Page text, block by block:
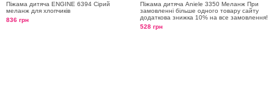
Піжама дитяча ENGINE 6394 Сірий
меланж для хлопчиків
836 грн
Піжама дитяча Aniele 3350 Меланж При
замовленні більше одного товару сайту
додаткова знижка 10% на все замовлення!
528 грн